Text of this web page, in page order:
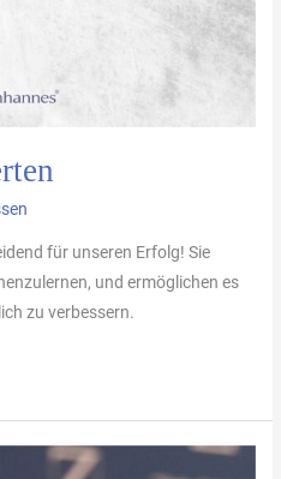
für unseren Erfolg! Sie
und ermöglichen es
zu verbessern.